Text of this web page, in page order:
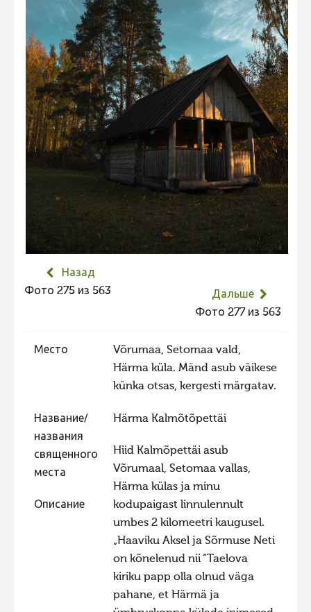
Не учитываются 2023
Видео 2023
Фотоконкурс 2022
Не учитываются 2022
Видео 2022
Фотоконкурс 2021
Видео 2021
Фотоконкурс 2020
Видео 2020
Фотоконкурс 2019
Фотоконкурс 2018
Фотоконкурс 2017
Фотоконкурс 2014
Фотоконкурс 2010
Фотоконкурс 2009
Фотоконкурс 2008
Назад
Фото 275 из 563
Дальше
Фото 277 из 563
Место
Võrumaa, Setomaa vald,
Härma küla. Mänd asub väikese
künka otsas, kergesti märgatav.
Название/
названия
священного
места
Härma Kalmõtõpettäi
Описание
Hiid Kalmõpettäi asub
Võrumaal, Setomaa vallas,
Härma külas ja minu
kodupaigast linnulennult
umbes 2 kilomeetri kaugusel.
„Haaviku Aksel ja Sõrmuse Neti
on kõnelenud nii “Taelova
kiriku papp olla olnud väga
pahane, et Härmä ja